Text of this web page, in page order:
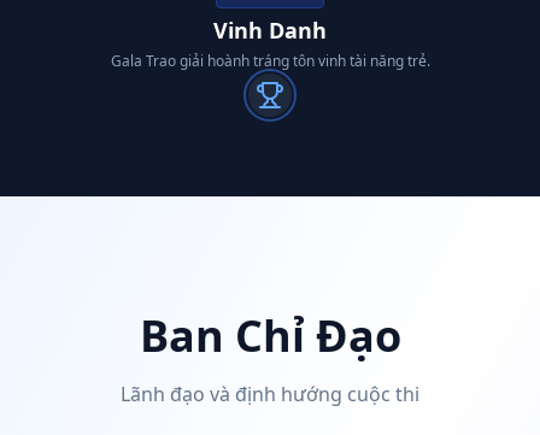
Vinh Danh
Gala Trao giải hoành tráng tôn vinh tài năng trẻ.
Ban Chỉ Đạo
Lãnh đạo và định hướng cuộc thi